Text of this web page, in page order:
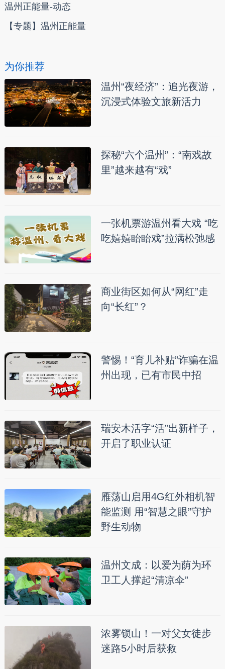
温州正能量-动态
【专题】温州正能量
为你推荐
温州“夜经济”：追光夜游，
沉浸式体验文旅新活力
探秘“六个温州”：“南戏故
里”越来越有“戏”
一张机票游温州看大戏 “吃
吃嬉嬉眙眙戏”拉满松弛感
商业街区如何从“网红”走
向“长红”？
警惕！“育儿补贴”诈骗在温
州出现，已有市民中招
瑞安木活字“活”出新样子，
开启了职业认证
雁荡山启用4G红外相机智
能监测 用“智慧之眼”守护
野生动物
温州文成：以爱为荫为环
卫工人撑起“清凉伞”
浓雾锁山！一对父女徒步
迷路5小时后获救